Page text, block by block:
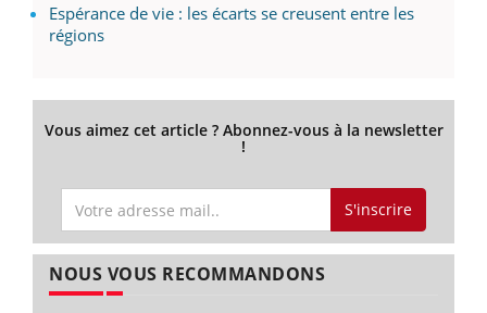
Espérance de vie : les écarts se creusent entre les
régions
Vous aimez cet article ? Abonnez-vous à la newsletter
!
S'inscrire
NOUS VOUS RECOMMANDONS